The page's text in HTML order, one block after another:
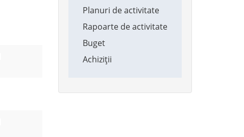
Planuri de activitate
Rapoarte de activitate
Buget
Achiziții